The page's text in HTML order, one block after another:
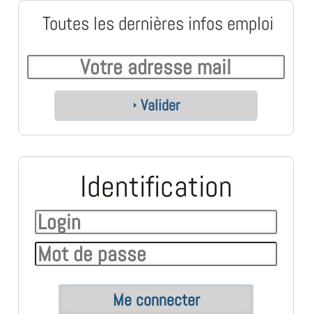
Toutes les dernières infos emploi
Valider
Identification